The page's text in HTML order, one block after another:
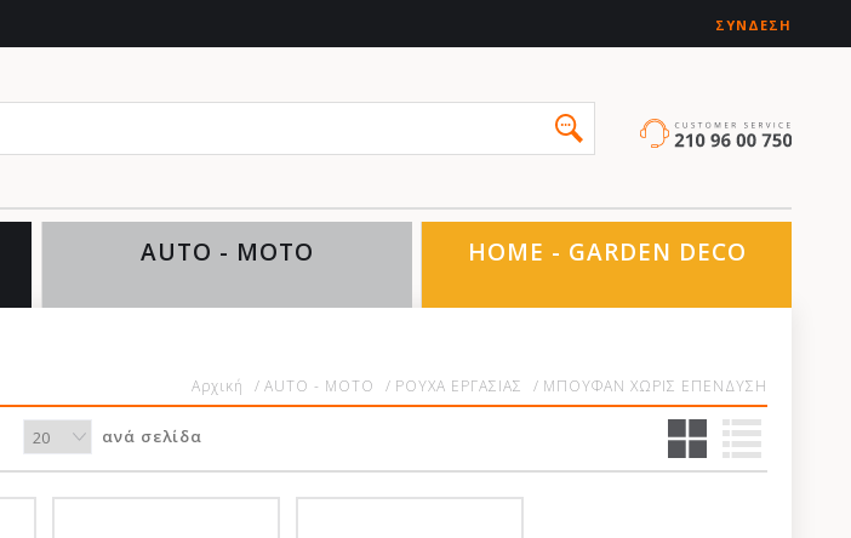
ΣΎΝΔΕΣΗ
AUTO - MOTO HOME - GARDEN DECO
Αρχική / AUTO - MOTO / ΡΟΥΧΑ ΕΡΓΑΣΙΑΣ / ΜΠΟΥΦΑΝ ΧΩΡΙΣ ΕΠΕΝΔΥΣΗ
ανά σελίδα